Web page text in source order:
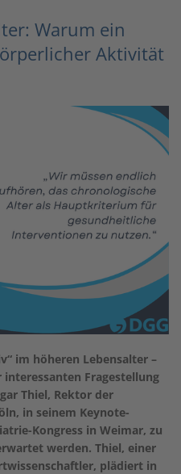
Warum ein
Aktivität
im höheren Lebensalter –
Fragestellung
Thiel, Rektor der
in seinem Keynote-
Kongress in Weimar, zu
werden. Thiel, einer
plädiert in